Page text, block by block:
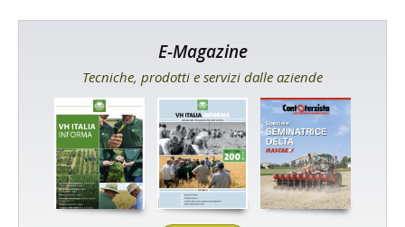
E-Magazine
Tecniche, prodotti e servizi dalle aziende